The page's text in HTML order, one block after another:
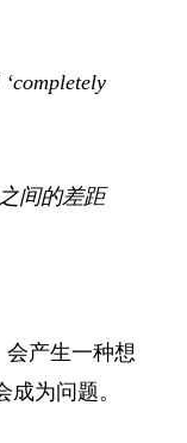
‘completely
间的差距
会产生一种想
为问题。